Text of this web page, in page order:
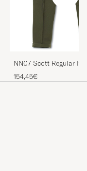
NN07 Scott Regular
Trousers Army Green
154,45€